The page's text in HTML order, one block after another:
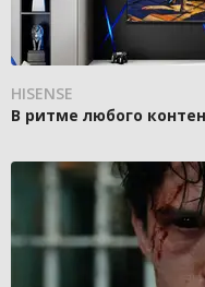
HISENSE
В ритме любого